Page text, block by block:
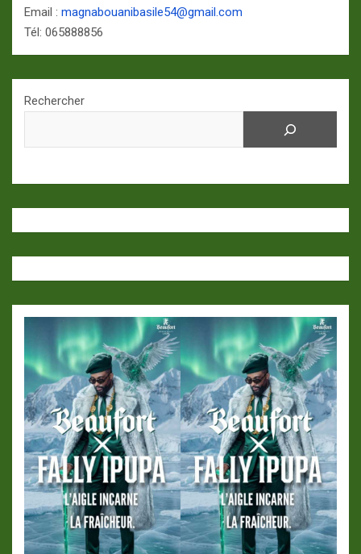
Email : magnabouanibasile54@gmail.com
Tél: 065888856
Rechercher